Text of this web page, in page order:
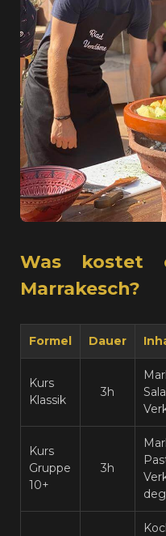
Was kostet
Marrakesch?
Formel Dauer
Kurs
Klassik
3h
Kurs
Gruppe
10+
3h